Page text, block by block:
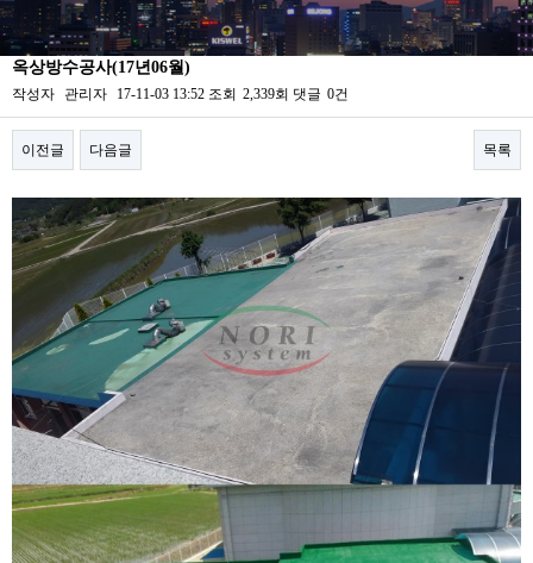
옥상방수공사(17년06월)
작성자 관리자 17-11-03 13:52 조회 2,339회 댓글 0건
이전글 다음글 목록
본문